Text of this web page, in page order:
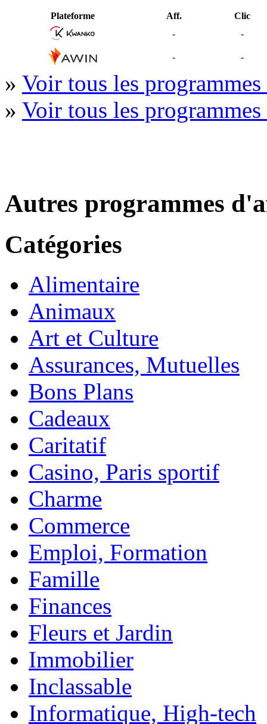
Plateforme Aff.
Clic
-
-
- -
» Voir tous les
» Voir tous les
Autres programmes
Catégories
Alimentaire
Animaux
Art et Culture
Assurances, Mutuelles
Bons Plans
Cadeaux
Caritatif
Casino, Paris sportif
Charme
Commerce
Emploi, Formation
Famille
Finances
Fleurs et Jardin
Immobilier
Inclassable
Informatique, High-tech